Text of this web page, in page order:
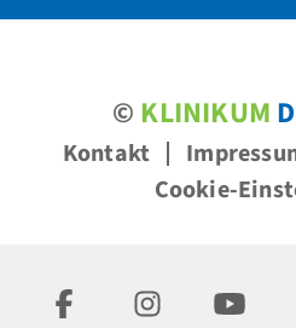
© KLINIKUM
Kontakt
Cookie-